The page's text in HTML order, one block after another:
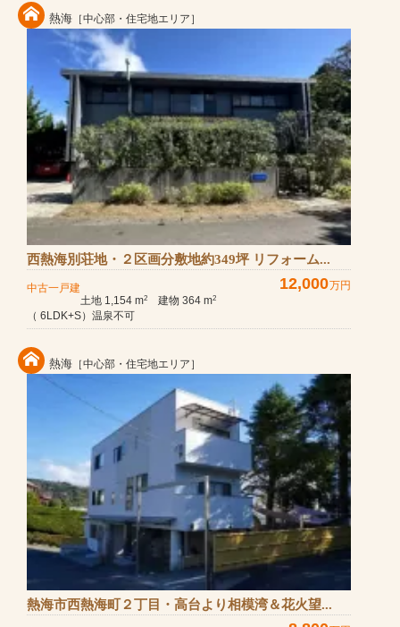
熱海 ［中心部・住宅地エリア］
西熱海別荘地・２区画分敷地約349坪 リフォーム...
中古一戸建 12,000万円
土地 1,154 m2 建物 364 m2
（ 6LDK+S）温泉不可
熱海 ［中心部・住宅地エリア］
熱海市西熱海町２丁目・高台より相模湾＆花火望...